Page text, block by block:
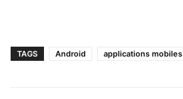
TAGS Android applications mobiles